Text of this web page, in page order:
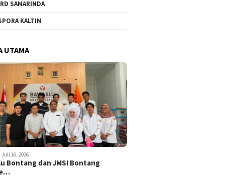
SAMARINDA
KALTIM
UTAMA
Juli 16, 2026
Bontang dan JMSI Bontang